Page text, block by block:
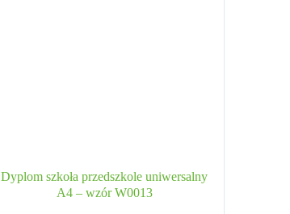
Dyplom szkoła przedszkole uniwersalny
A4 – wzór W0013